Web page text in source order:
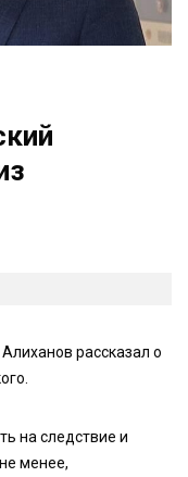
рассказал о
на следствие и
менее,